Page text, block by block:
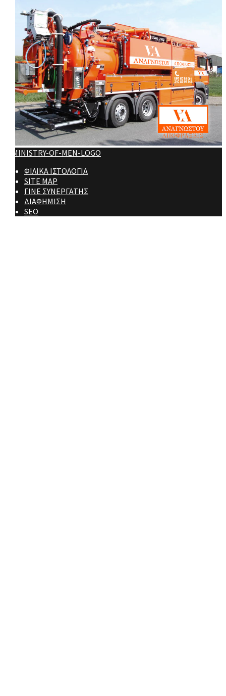
ΦΙΛΙΚΑ ΙΣΤΟΛΟΓΙΑ
SITE MAP
ΓΙΝΕ ΣΥΝΕΡΓΑΤΗΣ
ΔΙΑΦΗΜΙΣΗ
SEO